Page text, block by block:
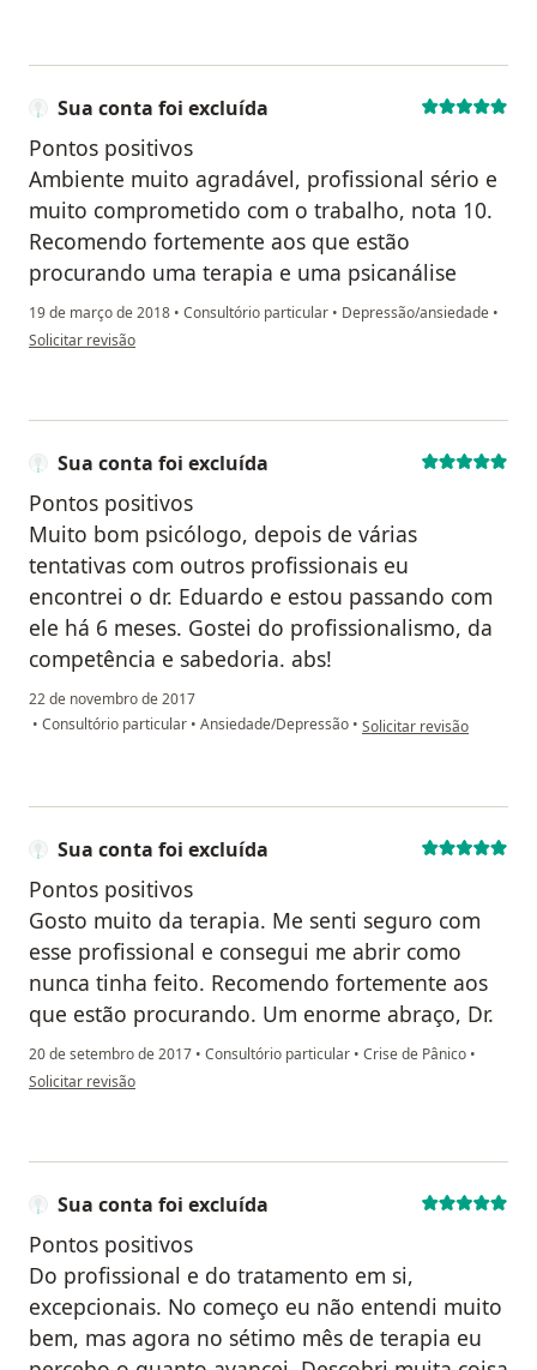
Sua conta foi excluída
Pontos positivos
Ambiente muito agradável, profissional sério e
muito comprometido com o trabalho, nota 10.
Recomendo fortemente aos que estão
procurando uma terapia e uma psicanálise
19 de março de 2018 • Consultório particular • Depressão/ansiedade •
na opinião do utilizador Sua conta foi excluída
Solicitar revisão
Sua conta foi excluída
Pontos positivos
Muito bom psicólogo, depois de várias
tentativas com outros profissionais eu
encontrei o dr. Eduardo e estou passando com
ele há 6 meses. Gostei do profissionalismo, da
competência e sabedoria. abs!
22 de novembro de 2017
• Consultório particular • Ansiedade/Depressão • na opinião do utilizador
Solicitar revisão
Sua conta foi excluída
Pontos positivos
Gosto muito da terapia. Me senti seguro com
esse profissional e consegui me abrir como
nunca tinha feito. Recomendo fortemente aos
que estão procurando. Um enorme abraço, Dr.
20 de setembro de 2017 • Consultório particular • Crise de Pânico •
na opinião do utilizador Sua conta foi excluída
Solicitar revisão
Sua conta foi excluída
Pontos positivos
Do profissional e do tratamento em si,
excepcionais. No começo eu não entendi muito
bem, mas agora no sétimo mês de terapia eu